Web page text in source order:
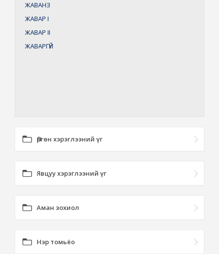
ЖАВАНЗ
ЖАВАР I
ЖАВАР II
ЖАВАРГҮЙ
Өргөн хэрэглээний үг
Явцуу хэрэглээний үг
Аман зохиол
Нэр томьёо